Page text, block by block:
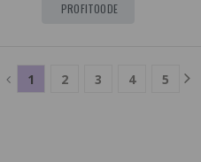
PROFITOODE
1 2 3 4 5